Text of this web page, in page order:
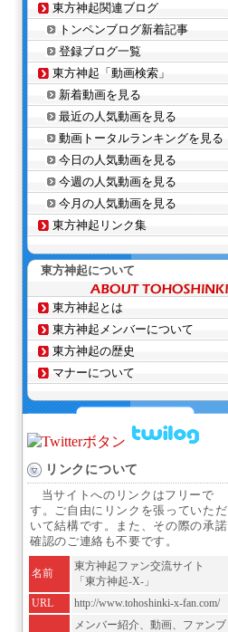
東方神起関連ブログ
トンペンブログ新着記事
登録ブログ一覧
東方神起「動画検索」
新着動画を見る
最近の人気動画を見る
動画トータルランキングを見る
今日の人気動画を見る
今週の人気動画を見る
今月の人気動画を見る
東方神起リンク集
東方神起について
東方神起とは
東方神起メンバーについて
東方神起の歴史
マナーについて
リンクについて
当サイトへのリンクはフリーで
す。ご自由にリンクを張っていただ
いて結構です。また、その際の承諾
確認のご連絡も不要です。
名前
東方神起ファン交流サイト
「東方神起-X-」
URL
http://www.tohoshinki-x-fan.com/
メンバー紹介、動画、ファンブ